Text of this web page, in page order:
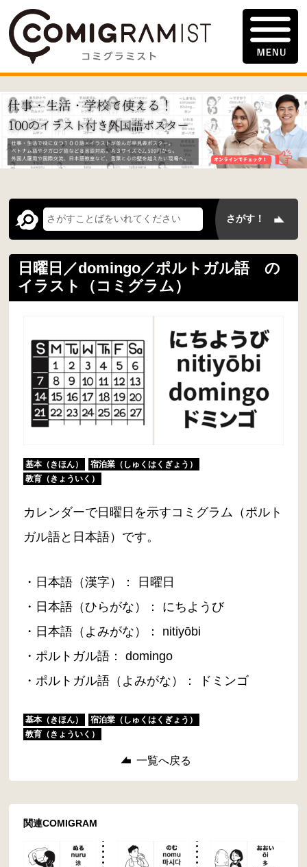
日曜日／domingo／ポルトガル語 の
イラスト（コミグラム）
基本（きほん）
宿泊業（しゅくはくぎょう）
教育（きょういく）
カレンダーで日曜日を示すコミグラム（ポルト
ガル語と日本語）です。
・日本語（漢字）： 日曜日
・日本語（ひらがな）： にちようび
・日本語（よみがな）： nitiyōbi
・ポルトガル語： domingo
・ポルトガル語（よみがな）： ドミンゴ
基本（きほん）
宿泊業（しゅくはくぎょう）
教育（きょういく）
一覧へ戻る
関連COMIGRAM